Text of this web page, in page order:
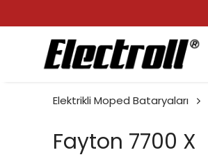
Elektrikli Moped Bataryaları
Fayton 7700 X